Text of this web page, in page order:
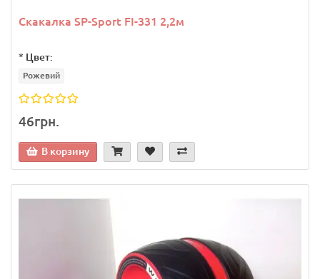
Скакалка SP-Sport FI-331 2,2м
* Цвет:
Рожевий
46грн.
В корзину